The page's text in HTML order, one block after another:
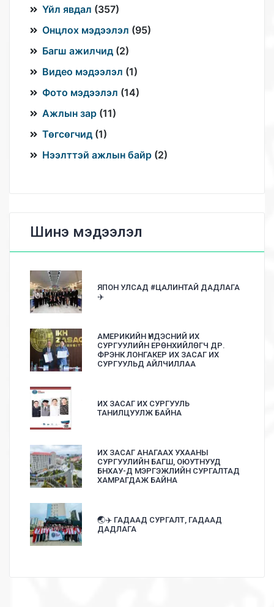
Үйл явдал (357)
Онцлох мэдээлэл (95)
Багш ажилчид (2)
Видео мэдээлэл (1)
Фото мэдээлэл (14)
Ажлын зар (11)
Төгсөгчид (1)
Нээлттэй ажлын байр (2)
Шинэ мэдээлэл
ЯПОН УЛСАД #ЦАЛИНТАЙ ДАДЛАГА
✈️
АМЕРИКИЙН ҮНДЭСНИЙ ИХ
СУРГУУЛИЙН ЕРӨНХИЙЛӨГЧ ДР.
ФРЭНК ЛОНГАКЕР ИХ ЗАСАГ ИХ
СУРГУУЛЬД АЙЛЧИЛЛАА
ИХ ЗАСАГ ИХ СУРГУУЛЬ
ТАНИЛЦУУЛЖ БАЙНА
ИХ ЗАСАГ АНАГААХ УХААНЫ
СУРГУУЛИЙН БАГШ, ОЮУТНУУД
БНХАУ-Д МЭРГЭЖЛИЙН СУРГАЛТАД
ХАМРАГДАЖ БАЙНА
🌏✈️ ГАДААД СУРГАЛТ, ГАДААД
ДАДЛАГА